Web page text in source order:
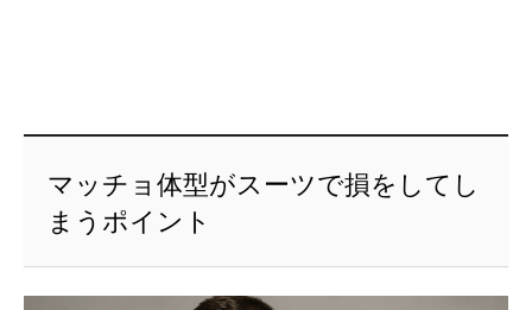
マッチョ体型がスーツで損をしてし
まうポイント